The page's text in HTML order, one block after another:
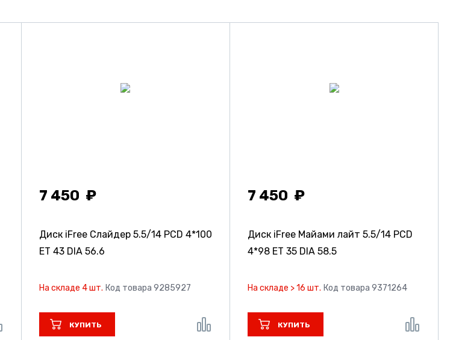
7 450
Диск iFree Слайдер 5.5/14 PCD 4*100
ET 43 DIA 56.6
На складе 4 шт. Код товара 9285927
КУПИТЬ
7 450
Диск iFree Майами лайт5.5/14 PCD
4*98 ET 35 DIA 58.5
На складе > 16 шт. Код товара 9371264
КУПИТЬ